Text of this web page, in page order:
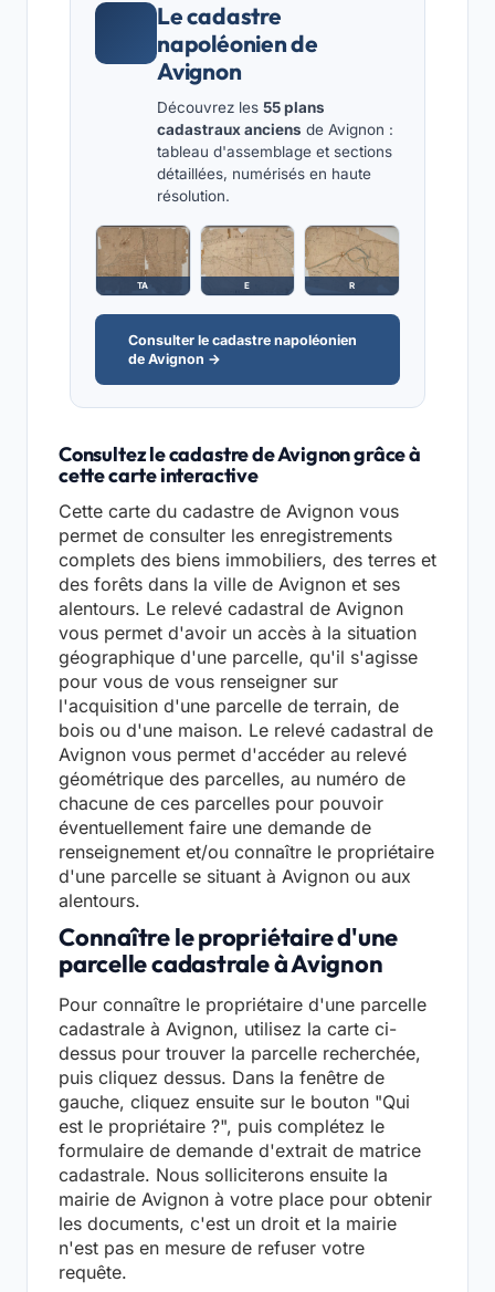
Le cadastre
napoléonien de
Avignon
Découvrez les 55 plans
cadastraux anciens de Avignon :
tableau d'assemblage et sections
détaillées, numérisés en haute
résolution.
TA E R
Consulter le cadastre napoléonien
de Avignon →
Consultez le cadastre de Avignon grâce à
cette carte interactive
Cette carte du cadastre de Avignon vous
permet de consulter les enregistrements
complets des biens immobiliers, des terres et
des forêts dans la ville de Avignon et ses
alentours. Le relevé cadastral de Avignon
vous permet d'avoir un accès à la situation
géographique d'une parcelle, qu'il s'agisse
pour vous de vous renseigner sur
l'acquisition d'une parcelle de terrain, de
bois ou d'une maison. Le relevé cadastral de
Avignon vous permet d'accéder au relevé
géométrique des parcelles, au numéro de
chacune de ces parcelles pour pouvoir
éventuellement faire une demande de
renseignement et/ou connaître le propriétaire
d'une parcelle se situant à Avignon ou aux
alentours.
Connaître le propriétaire d'une
parcelle cadastrale à Avignon
Pour connaître le propriétaire d'une parcelle
cadastrale à Avignon, utilisez la carte ci-
dessus pour trouver la parcelle recherchée,
puis cliquez dessus. Dans la fenêtre de
gauche, cliquez ensuite sur le bouton "Qui
est le propriétaire ?", puis complétez le
formulaire de demande d'extrait de matrice
cadastrale. Nous solliciterons ensuite la
mairie de Avignon à votre place pour obtenir
les documents, c'est un droit et la mairie
n'est pas en mesure de refuser votre
requête.